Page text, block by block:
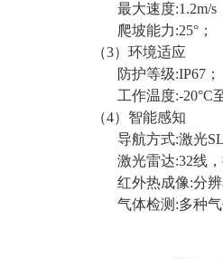
最大速度:1.2m/s
爬坡能力:25°；
（3）环境适应
防护等级:IP67；
工作温度:-20°C
（4）智能感知
导航方式:激光
激光雷达:32线
红外热成像:分
气体检测:多种